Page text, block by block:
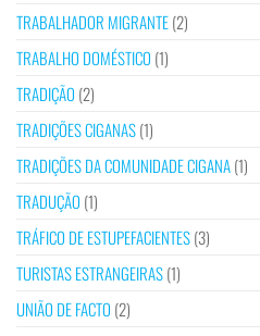
TRABALHADOR MIGRANTE(2)
TRABALHO DOMÉSTICO (1)
TRADIÇÃO (2)
TRADIÇÕES CIGANAS(1)
TRADIÇÕES DA COMUNIDADE CIGANA(1)
TRADUÇÃO (1)
TRÁFICO DE ESTUPEFACIENTES(3)
TURISTAS ESTRANGEIRAS(1)
UNIÃO DE FACTO (2)